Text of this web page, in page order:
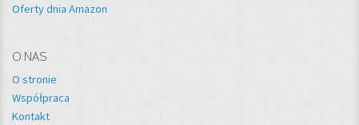
Oferty dnia Amazon
O NAS
O stronie
Współpraca
Kontakt